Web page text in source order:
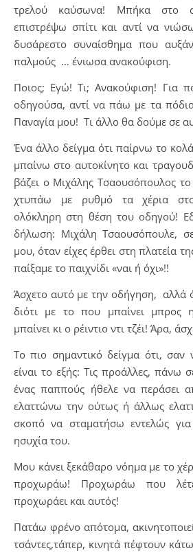
τρελού καύσωνα! Μπήκα στο
επιστρέψω σπίτι και αντί να
δυσάρεστο συναίσθημα που
παλμούς … ένιωσα ανακούφιση.
Ποιος; Εγώ! Τι; Ανακούφιση! Για
οδηγούσα, αντί να πάω με τα
Παναγία μου! Τι άλλο θα δούμε σε
Ένα άλλο δείγμα ότι παίρνω το
μπαίνω στο αυτοκίνητο και
βάζει ο Μιχάλης Τσαουσόπουλος
χτυπάω με ρυθμό τα χέρια στο
ολόκληρη στη θέση του οδηγού!
δήλωση: Μιχάλη Τσαουσόπουλε,
μου, όταν είχες έρθει στη πλατεία
παίξαμε το παιχνίδι «ναι ή όχι»!!
Άσχετο αυτό με την οδήγηση, αλλά
διότι με το που μπαίνει μπρος
μπαίνει κι ο ρέιντιο ντι τζέι! Άρα,
Το πιο σημαντικό δείγμα ότι, σαν
είναι το εξής: Τις προάλλες, πάνω
ένας παππούς ήθελε να περάσει
ελαττώνω την ούτως ή άλλως
σκοπό να σταματήσω εντελώς
ησυχία του.
Μου κάνει ξεκάθαρο νόημα με το
προχωράω! Προχωράω που
προχωράει και αυτός!
Πατάω φρένο απότομα,
τσάντες,τάπερ, κινητά πέφτουν